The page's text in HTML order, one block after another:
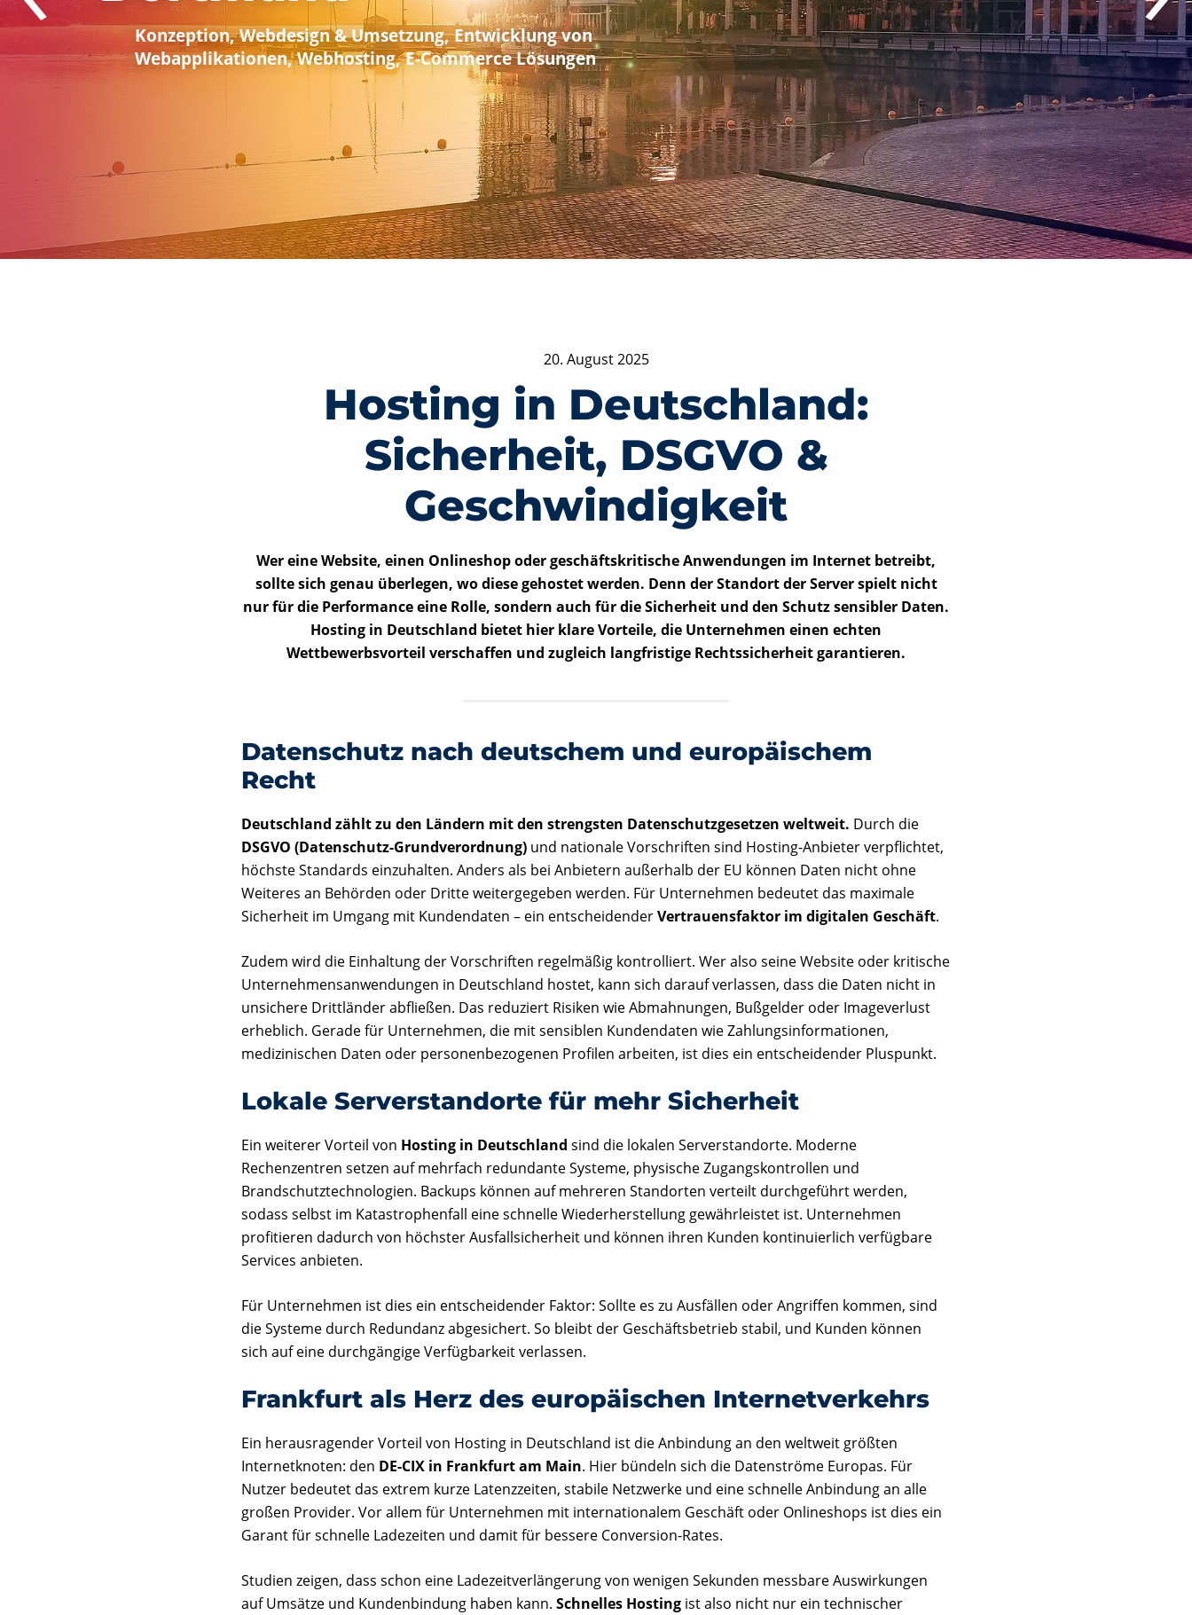
NAMESERVER PRÜFEN
CHATBOTS
Ihre Web-Agentur in
Dortmund
Konzeption, Webdesign & Umsetzung, Entwicklung von
Webapplikationen, Webhosting, E-Commerce Lösungen
20. August 2025
Hosting in Deutschland:
Sicherheit, DSGVO &
Geschwindigkeit
Wer eine Website, einen Onlineshop oder geschäftskritische Anwendungen im Internet betreibt,
sollte sich genau überlegen, wo diese gehostet werden. Denn der Standort der Server spielt nicht
nur für die Performance eine Rolle, sondern auch für die Sicherheit und den Schutz sensibler Daten.
Hosting in Deutschland bietet hier klare Vorteile, die Unternehmen einen echten
Wettbewerbsvorteil verschaffen und zugleich langfristige Rechtssicherheit garantieren.
Datenschutz nach deutschem und europäischem
Recht
Deutschland zählt zu den Ländern mit den strengsten Datenschutzgesetzen weltweit. Durch die
DSGVO (Datenschutz-Grundverordnung) und nationale Vorschriften sind Hosting-Anbieter verpflichtet,
höchste Standards einzuhalten. Anders als bei Anbietern außerhalb der EU können Daten nicht ohne
Weiteres an Behörden oder Dritte weitergegeben werden. Für Unternehmen bedeutet das maximale
Sicherheit im Umgang mit Kundendaten – ein entscheidenderVertrauensfaktor im digitalen Geschäft.
Zudem wird die Einhaltung der Vorschriften regelmäßig kontrolliert. Wer also seine Website oder kritische
Unternehmensanwendungen in Deutschland hostet, kann sich darauf verlassen, dass die Daten nicht in
unsichere Drittländer abfließen. Das reduziert Risiken wie Abmahnungen, Bußgelder oder Imageverlust
erheblich. Gerade für Unternehmen, die mit sensiblen Kundendaten wie Zahlungsinformationen,
medizinischen Daten oder personenbezogenen Profilen arbeiten, ist dies ein entscheidender Pluspunkt.
Lokale Serverstandorte für mehr Sicherheit
Ein weiterer Vorteil von Hosting in Deutschland sind die lokalen Serverstandorte. Moderne
Rechenzentren setzen auf mehrfach redundante Systeme, physische Zugangskontrollen und
Brandschutztechnologien. Backups können auf mehreren Standorten verteilt durchgeführt werden,
sodass selbst im Katastrophenfall eine schnelle Wiederherstellung gewährleistet ist. Unternehmen
profitieren dadurch von höchster Ausfallsicherheit und können ihren Kunden kontinuierlich verfügbare
Services anbieten.
Für Unternehmen ist dies ein entscheidender Faktor: Sollte es zu Ausfällen oder Angriffen kommen, sind
die Systeme durch Redundanz abgesichert. So bleibt der Geschäftsbetrieb stabil, und Kunden können
sich auf eine durchgängige Verfügbarkeit verlassen.
Frankfurt als Herz des europäischen Internetverkehrs
Ein herausragender Vorteil von Hosting in Deutschland ist die Anbindung an den weltweit größten
Internetknoten: den DE-CIX in Frankfurt am Main. Hier bündeln sich die Datenströme Europas. Für
Nutzer bedeutet das extrem kurze Latenzzeiten, stabile Netzwerke und eine schnelle Anbindung an alle
großen Provider. Vor allem für Unternehmen mit internationalem Geschäft oder Onlineshops ist dies ein
Garant für schnelle Ladezeiten und damit für bessere Conversion-Rates.
Studien zeigen, dass schon eine Ladezeitverlängerung von wenigen Sekunden messbare Auswirkungen
auf Umsätze und Kundenbindung haben kann. Schnelles Hosting ist also nicht nur ein technischer